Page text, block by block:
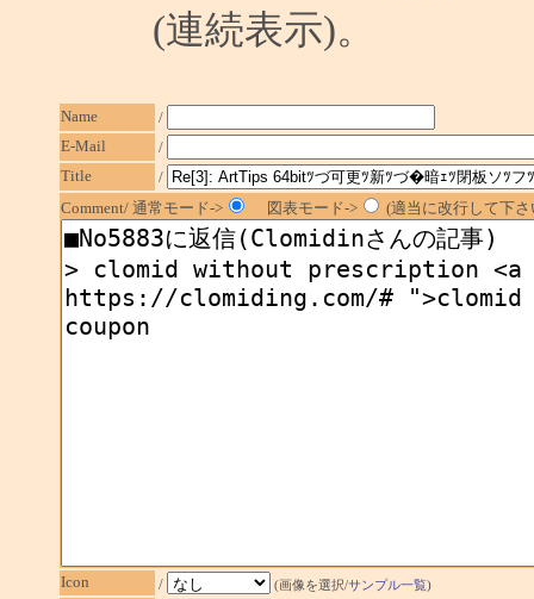
(連続表示)。
Name
/
E-Mail
/
Title
/
Comment/ 通常モード->
図表モード-> (適当に改行して下
Icon / (画像を選択/サンプル一覧)